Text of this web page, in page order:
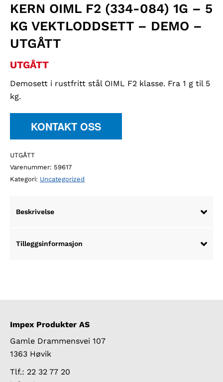
KERN OIML F2 (334-084) 1G – 5
KG VEKTLODDSETT – DEMO –
UTGÅTT
UTGÅTT
Demosett i rustfritt stål OIML F2 klasse. Fra 1 g til 5
kg.
KONTAKT OSS
UTGÅTT
Varenummer: 59617
Kategori: Uncategorized
Beskrivelse
Tilleggsinformasjon
Impex Produkter AS
Gamle Drammensvei 107
1363 Høvik
Tlf.: 22 32 77 20